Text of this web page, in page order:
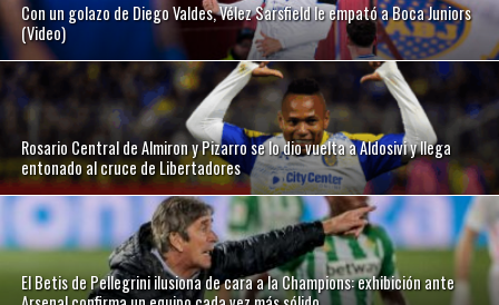
Con un golazo de Diego Valdes, Vélez Sarsfield le empató a Boca Juniors
(Video)
Rosario Central de Almiron y Pizarro se lo dio vuelta a Aldosivi y llega
entonado al cruce de Libertadores
El Betis de Pellegrini ilusiona de cara a la Champions: exhibición ante